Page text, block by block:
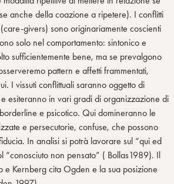
anche della coazione a ripetere). I conflitti
givers) sono originariamente coscienti
solo nel comportamento: sintonico e
sufficientemente bene, ma se prevalgono
pattern e affetti frammentati,
I vissuti conflittuali saranno oggetto di
esiteranno in vari gradi di organizzazione di
e psicotico. Qui domineranno le
e persecutorie, confuse, che possono
In analisi si potrà lavorare sul “qui ed
“conosciuto non pensato” ( Bollas1989). Il
e Kernberg cita Ogden e la sua posizione